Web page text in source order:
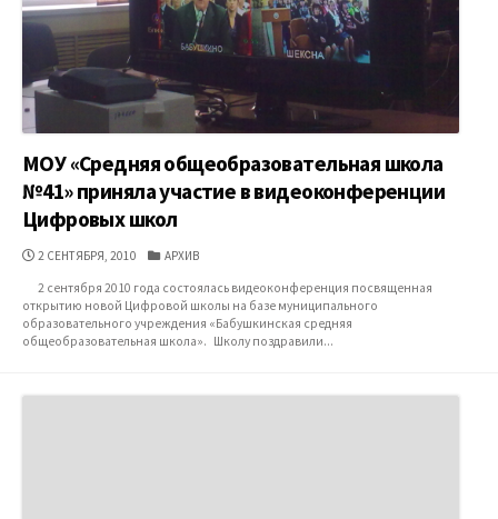
МОУ «Средняя общеобразовательная школа
№41» приняла участие в видеоконференции
Цифровых школ
ДАТА
2 СЕНТЯБРЯ, 2010 КАТЕГОРИИ
АРХИВ
2 сентября 2010 года состоялась видеоконференция посвященная
открытию новой Цифровой школы на базе муниципального
образовательного учреждения «Бабушкинская средняя
общеобразовательная школа». Школу поздравили...